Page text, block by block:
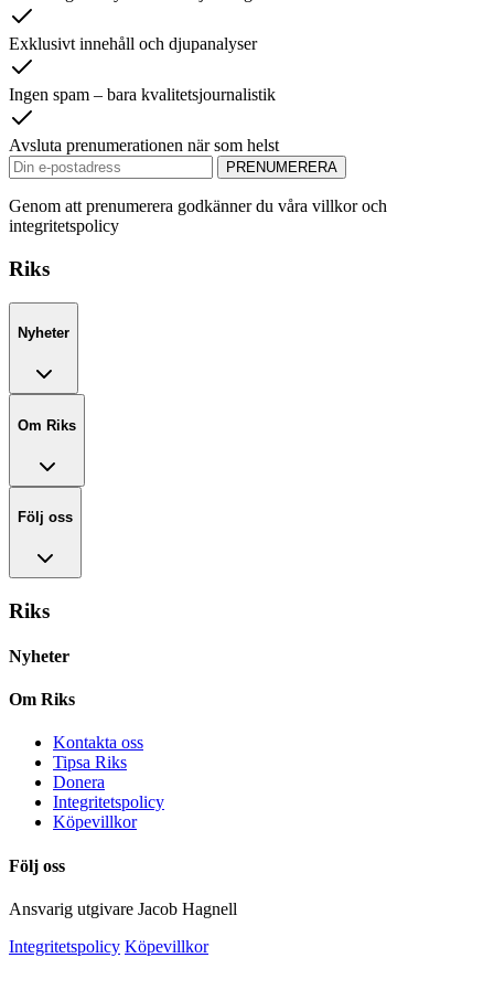
Exklusivt innehåll och djupanalyser
Ingen spam – bara kvalitetsjournalistik
Avsluta prenumerationen när som helst
PRENUMERERA
Genom att prenumerera godkänner du våra villkor och
integritetspolicy
Riks
Nyheter
Om Riks
Följ oss
Riks
Nyheter
Om Riks
Kontakta oss
Tipsa Riks
Donera
Integritetspolicy
Köpevillkor
Följ oss
Ansvarig utgivare Jacob Hagnell
Integritetspolicy Köpevillkor